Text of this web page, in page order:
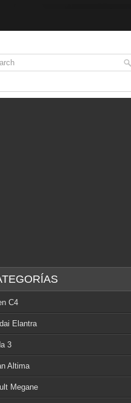
C4
Elantra
3
Altima
Megane